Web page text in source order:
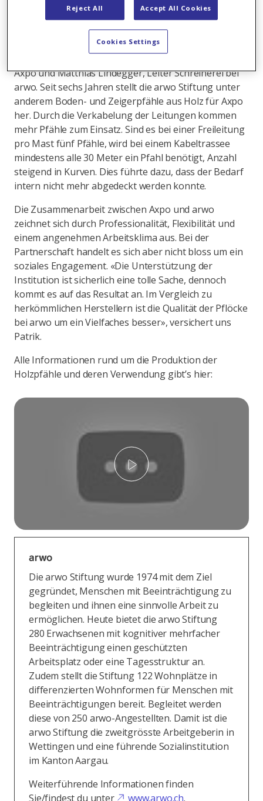
hauseigenen Schreinerei, in Wettingen, die
Holzware herstellt.
Es ist ein eingespieltes Team, Patrik Schönenberger,
Axpo und Matthias Lindegger, Leiter Schreinerei bei
arwo. Seit sechs Jahren stellt die arwo Stiftung unter
anderem Boden- und Zeigerpfähle aus Holz für Axpo
her. Durch die Verkabelung der Leitungen kommen
mehr Pfähle zum Einsatz. Sind es bei einer Freileitung
pro Mast fünf Pfähle, wird bei einem Kabeltrassee
mindestens alle 30 Meter ein Pfahl benötigt, Anzahl
steigend in Kurven. Dies führte dazu, dass der Bedarf
intern nicht mehr abgedeckt werden konnte.
Die Zusammenarbeit zwischen Axpo und arwo
zeichnet sich durch Professionalität, Flexibilität und
einem angenehmen Arbeitsklima aus. Bei der
Partnerschaft handelt es sich aber nicht bloss um ein
soziales Engagement. «Die Unterstützung der
Institution ist sicherlich eine tolle Sache, dennoch
kommt es auf das Resultat an. Im Vergleich zu
herkömmlichen Herstellern ist die Qualität der Pflöcke
bei arwo um ein Vielfaches besser», versichert uns
Patrik.
Alle Informationen rund um die Produktion der
Holzpfähle und deren Verwendung gibt’s hier:
Abspielen
arwo
Die arwo Stiftung wurde 1974 mit dem Ziel
gegründet, Menschen mit Beeinträchtigung zu
begleiten und ihnen eine sinnvolle Arbeit zu
ermöglichen. Heute bietet die arwo Stiftung
280 Erwachsenen mit kognitiver mehrfacher
Beeinträchtigung einen geschützten
Arbeitsplatz oder eine Tagesstruktur an.
Zudem stellt die Stiftung 122 Wohnplätze in
differenzierten Wohnformen für Menschen mit
Beeinträchtigungen bereit. Begleitet werden
diese von 250 arwo-Angestellten. Damit ist die
arwo Stiftung die zweitgrösste Arbeitgeberin in
Wettingen und eine führende Sozialinstitution
im Kanton Aargau.
Weiterführende Informationen finden
Sie/findest du unter
www.arwo.ch.
Reject All Accept All Cookies
Cookies Settings